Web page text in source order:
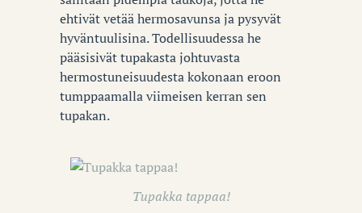
ehtivät vetää hermosavunsa ja pysyvät
hyväntuulisina. Todellisuudessa he
pääsisivät tupakasta johtuvasta
hermostuneisuudesta kokonaan eroon
tumppaamalla viimeisen kerran sen
tupakan.
Tupakka tappaa!